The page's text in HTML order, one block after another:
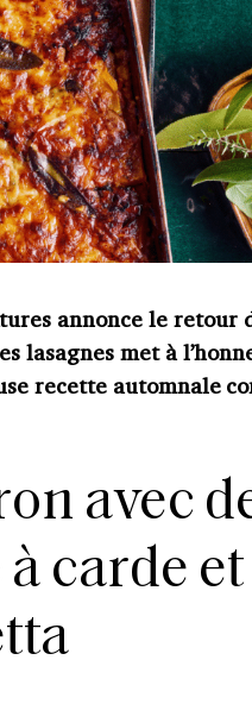
annonce le retour
lasagnes met à
recette automnale
avec
carde